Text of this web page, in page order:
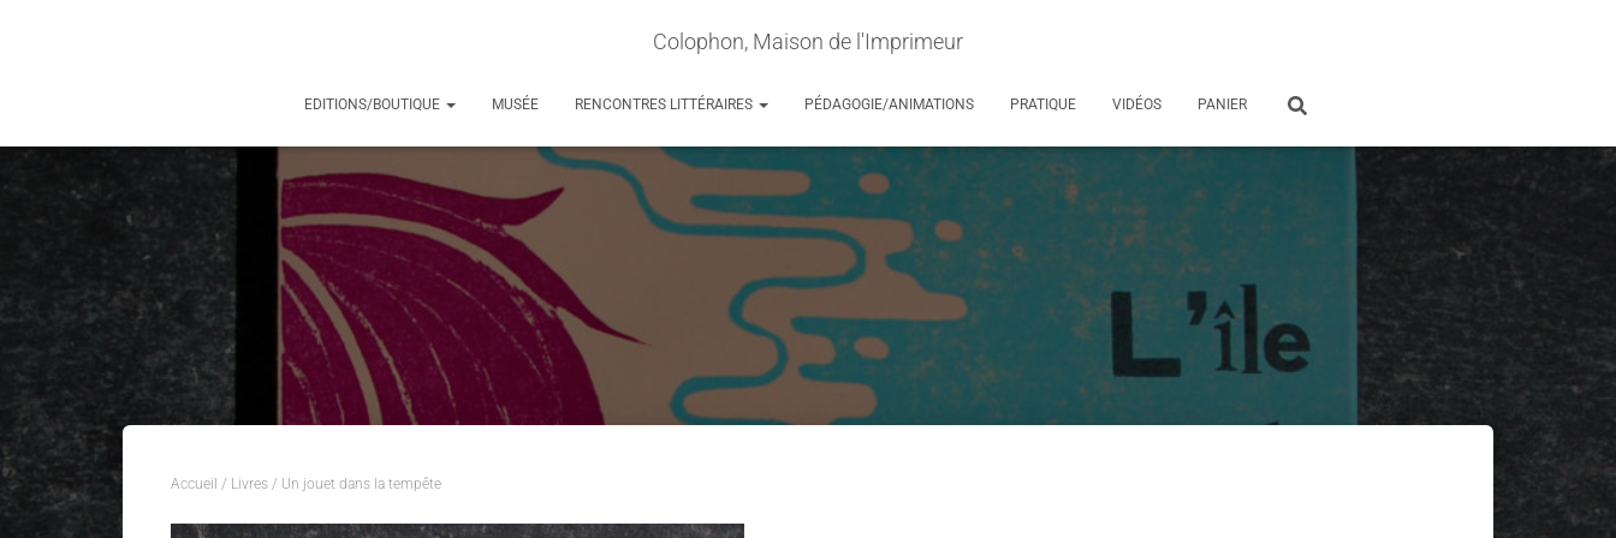
Colophon, Maison de l'Imprimeur
EDITIONS/BOUTIQUE MUSÉE RENCONTRES LITTÉRAIRES PÉDAGOGIE/ANIMATIONS PRATIQUE VIDÉOS PANIER
Accueil / Livres / Un jouet dans la tempête